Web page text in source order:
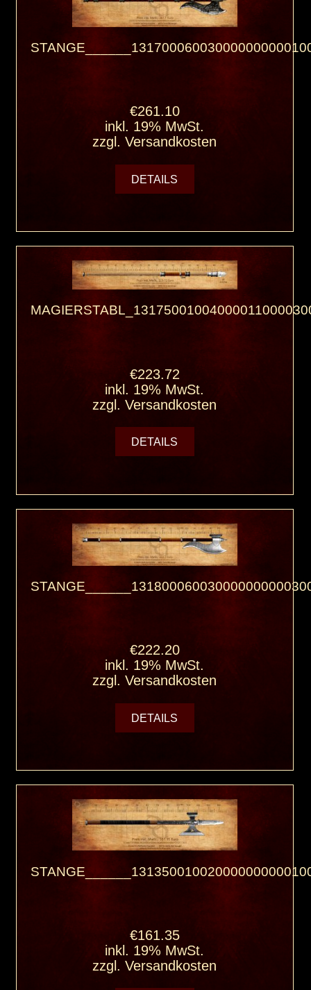
€261.10
inkl. 19% MwSt.
zzgl.Versandkosten
DETAILS
€223.72
inkl. 19% MwSt.
zzgl.Versandkosten
DETAILS
€222.20
inkl. 19% MwSt.
zzgl.Versandkosten
DETAILS
€161.35
inkl. 19% MwSt.
zzgl.Versandkosten